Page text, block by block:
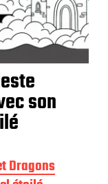
son
Dragons